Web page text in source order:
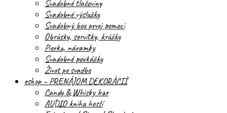
Svadobné tlačoviny
Svadobné výslužky
Svadobný box prvej pomoci
Obrúsky, servítky, krúžky
Pierka, náramky
Svadobné poukážky
Život po svadbe
eshop – PRENÁJOM DEKORÁCIÍ
Candy & Whisky bar
AUDIO kniha hostí